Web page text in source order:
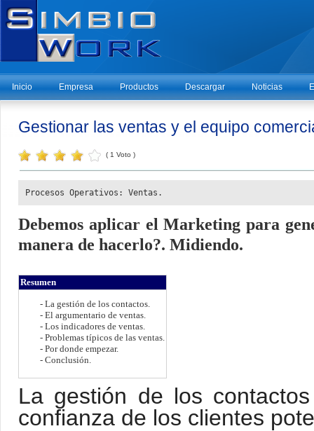
Inicio Empresa Productos Descargar Noticias
Gestionar las ventas y el equipo
( 1 Voto )
Procesos Operativos: Ventas.
Debemos aplicar el Marketing para
manera de hacerlo?. Midiendo.
Resumen
- La gestión de los contactos.
- El argumentario de ventas.
- Los indicadores de ventas.
- Problemas típicos de las ventas.
- Por donde empezar.
- Conclusión.
La gestión de los
confianza de los clientes